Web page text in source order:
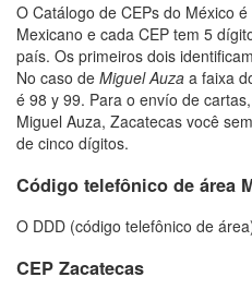
O Catálogo de CEPs do México
Mexicano e cada CEP tem 5
país. Os primeiros dois
No caso de Miguel Auza a faixa
é 98 y 99. Para o envío de
Miguel Auza, Zacatecas você
de cinco dígitos.
Código telefônico de área
O DDD (código telefônico de
CEP Zacatecas